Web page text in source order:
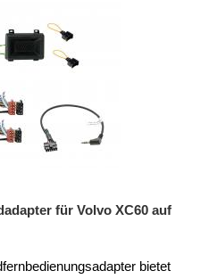
für Volvo XC60 auf
bietet